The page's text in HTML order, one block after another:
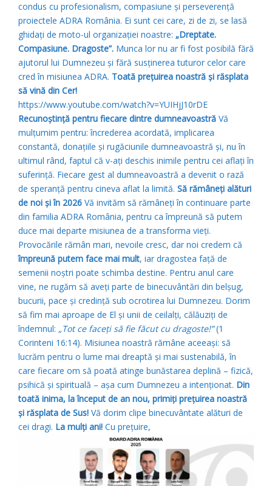
condus cu profesionalism, compasiune și perseverență
proiectele ADRA România. Ei sunt cei care, zi de zi, se lasă
ghidați de moto-ul organizației noastre: „Dreptate.
Compasiune. Dragoste”. Munca lor nu ar fi fost posibilă fără
ajutorul lui Dumnezeu și fără susținerea tuturor celor care
cred în misiunea ADRA. Toată prețuirea noastră și răsplata
să vină din Cer!
https://www.youtube.com/watch?v=YUIHjJ10rDE
Recunoștință pentru fiecare dintre dumneavoastră Vă
mulțumim pentru: încrederea acordată, implicarea
constantă, donațiile și rugăciunile dumneavoastră și, nu în
ultimul rând, faptul că v-ați deschis inimile pentru cei aflați în
suferință. Fiecare gest al dumneavoastră a devenit o rază
de speranță pentru cineva aflat la limită. Să rămâneți alături
de noi și în 2026 Vă invităm să rămâneți în continuare parte
din familia ADRA România, pentru ca împreună să putem
duce mai departe misiunea de a transforma vieți.
Provocările rămân mari, nevoile cresc, dar noi credem că
împreună putem face mai mult, iar dragostea față de
semenii noștri poate schimba destine. Pentru anul care
vine, ne rugăm să aveți parte de binecuvântări din belșug,
bucurii, pace și credință sub ocrotirea lui Dumnezeu. Dorim
să fim mai aproape de El și unii de ceilalți, călăuziți de
îndemnul: „Tot ce faceți să fie făcut cu dragoste!”(1
Corinteni 16:14). Misiunea noastră rămâne aceeași: să
lucrăm pentru o lume mai dreaptă și mai sustenabilă, în
care fiecare om să poată atinge bunăstarea deplină – fizică,
psihică și spirituală – așa cum Dumnezeu a intenționat. Din
toată inima, la început de an nou, primiți prețuirea noastră
și răsplata de Sus! Vă dorim clipe binecuvântate alături de
cei dragi. La mulți ani! Cu prețuire,